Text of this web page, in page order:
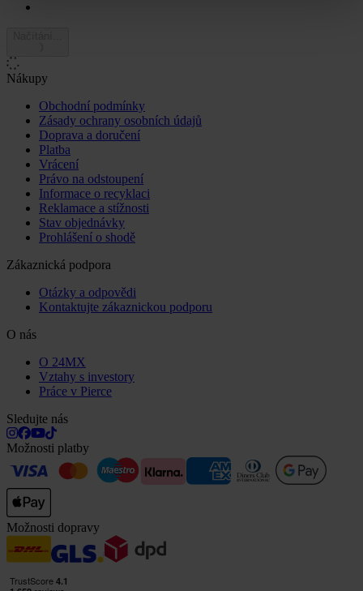
Nákupy
Obchodní podmínky
Zásady ochrany osobních údajů
Doprava a doručení
Platba
Vrácení
Právo na odstoupení
Informace o recyklaci
Reklamace a stížnosti
Stav objednávky
Prohlášení o shodě
Zákaznická podpora
Otázky a odpovědi
Kontaktujte zákaznickou podporu
O nás
O 24MX
Vztahy s investory
Práce v Pierce
Sledujte nás
Možnosti platby
Možnosti dopravy